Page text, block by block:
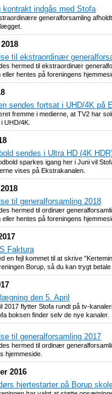
kontrakt indgås med Stofa
generalforsamling
til ekstraordinær
hermed til ekstraordinær
eller hentes på foreningens
sendes fortsat i UHD/4K på
fremme i medierne, at TV2 har
UHD/4K.
sendes i Ultra HD (4K
sparkes igang her i Juni vil
vises på Ekstrakanalen.
til generalforsamling 2018
hermed til ordinær
eller hentes på foreningens
Faktura
en fejl kommet til at skrive
Borup, så du kan trygt
den 5. April
2017 flytter Stofa rundt på tv-
boksen finder selv de nye kanaler.
til generalforsamling 2017
hermed til ordinær
hjemmeside.
2016
hjertestarter på Borup